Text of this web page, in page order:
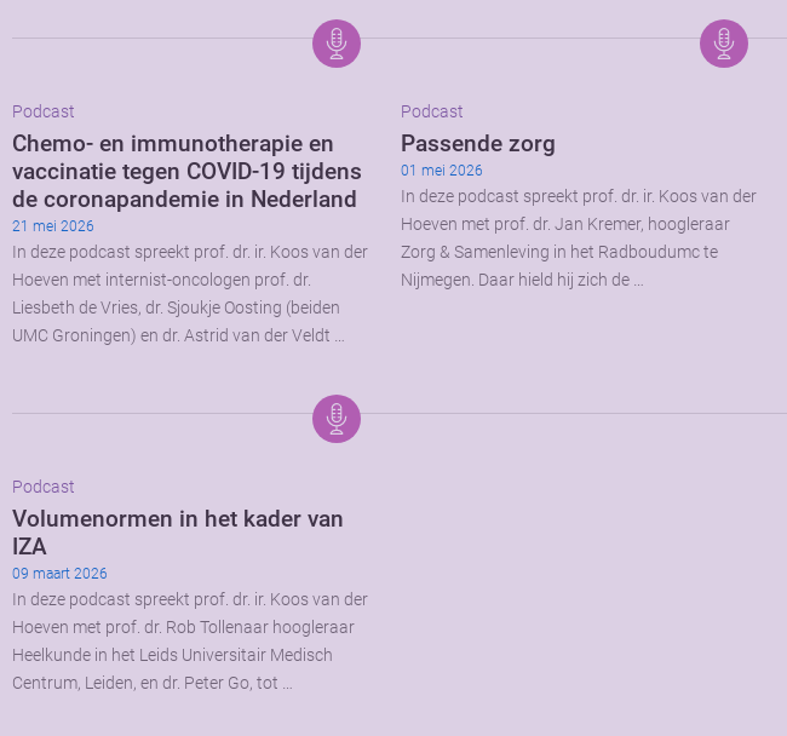
Podcast
Chemo- en immunotherapie en
vaccinatie tegen COVID-19 tijdens
de coronapandemie in Nederland
21 mei 2026
In deze podcast spreekt prof. dr. ir. Koos van der
Hoeven met internist-oncologen prof. dr.
Liesbeth de Vries, dr. Sjoukje Oosting (beiden
UMC Groningen) en dr. Astrid van der Veldt …
Podcast
Passende zorg
01 mei 2026
In deze podcast spreekt prof. dr. ir. Koos van der
Hoeven met prof. dr. Jan Kremer, hoogleraar
Zorg & Samenleving in het Radboudumc te
Nijmegen. Daar hield hij zich de …
Podcast
Volumenormen in het kader van
IZA
09 maart 2026
In deze podcast spreekt prof. dr. ir. Koos van der
Hoeven met prof. dr. Rob Tollenaar hoogleraar
Heelkunde in het Leids Universitair Medisch
Centrum, Leiden, en dr. Peter Go, tot …